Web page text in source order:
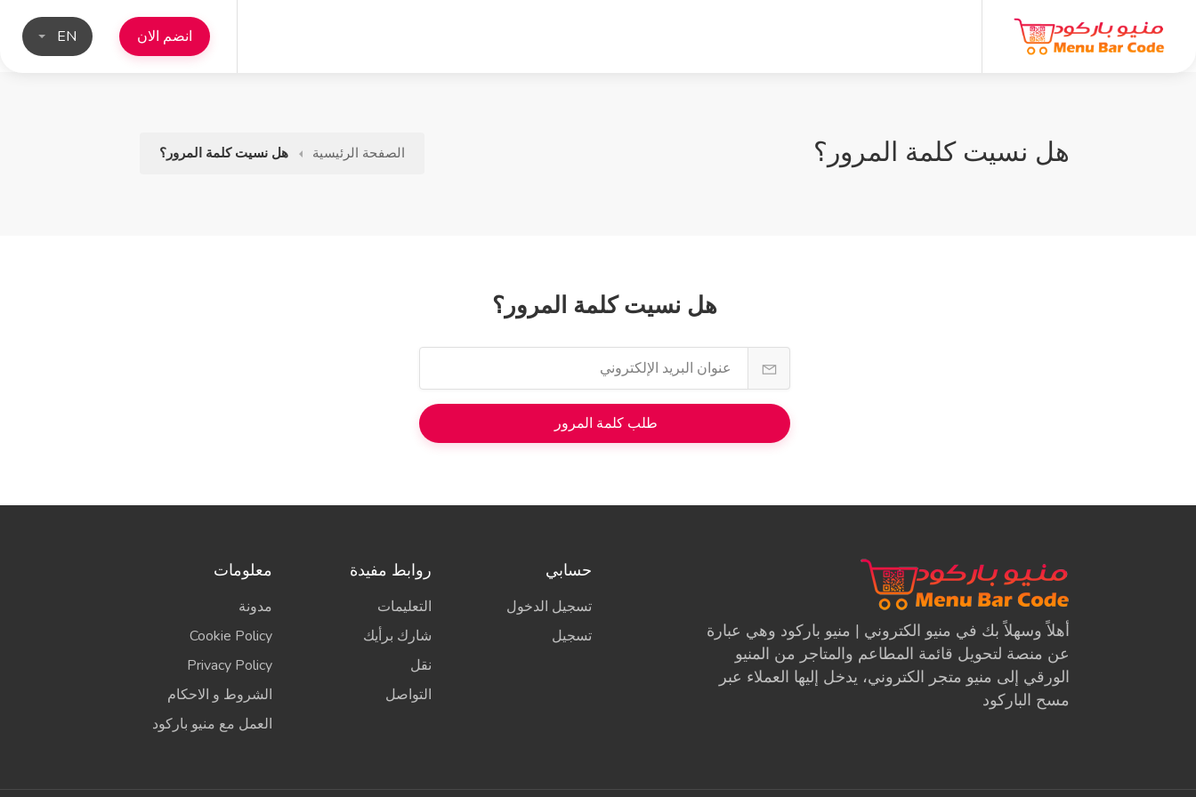
انضم الان EN
هل نسيت كلمة المرور؟ الصفحة الرئيسية هل نسيت كلمة المرور؟
هل نسيت كلمة المرور؟
طلب كلمة المرور
أهلاً وسهلاً بك في منيو الكتروني | منيو باركود وهي عبارة
عن منصة لتحويل قائمة المطاعم والمتاجر من المنيو
الورقي إلى منيو متجر الكتروني، يدخل إليها العملاء عبر
مسح الباركود
حسابي
تسجيل الدخول
تسجيل
روابط مفيدة
التعليمات
شارك برأيك
نقل
التواصل
معلومات
مدونة
Cookie Policy
Privacy Policy
الشروط و الاحكام
العمل مع منيو باركود